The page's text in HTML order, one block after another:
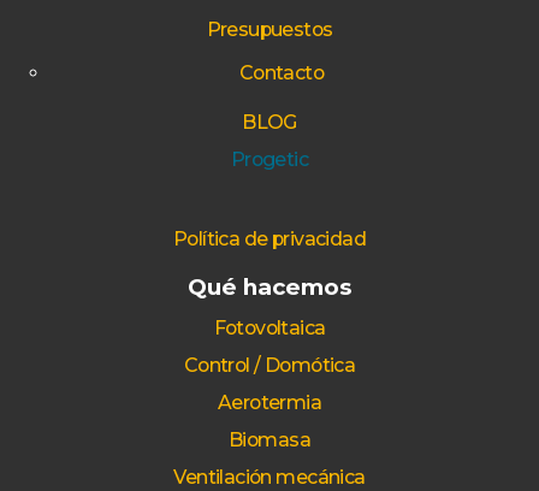
Presupuestos
Contacto
BLOG
Progetic
Política de privacidad
Qué hacemos
Fotovoltaica
Control / Domótica
Aerotermia
Biomasa
Ventilación mecánica